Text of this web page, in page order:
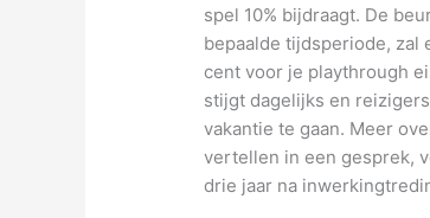
spel 10% bijdraagt. De
bepaalde tijdsperiode, zal
cent voor je playthrough
stijgt dagelijks en
vakantie te gaan. Meer
vertellen in een gesprek,
drie jaar na